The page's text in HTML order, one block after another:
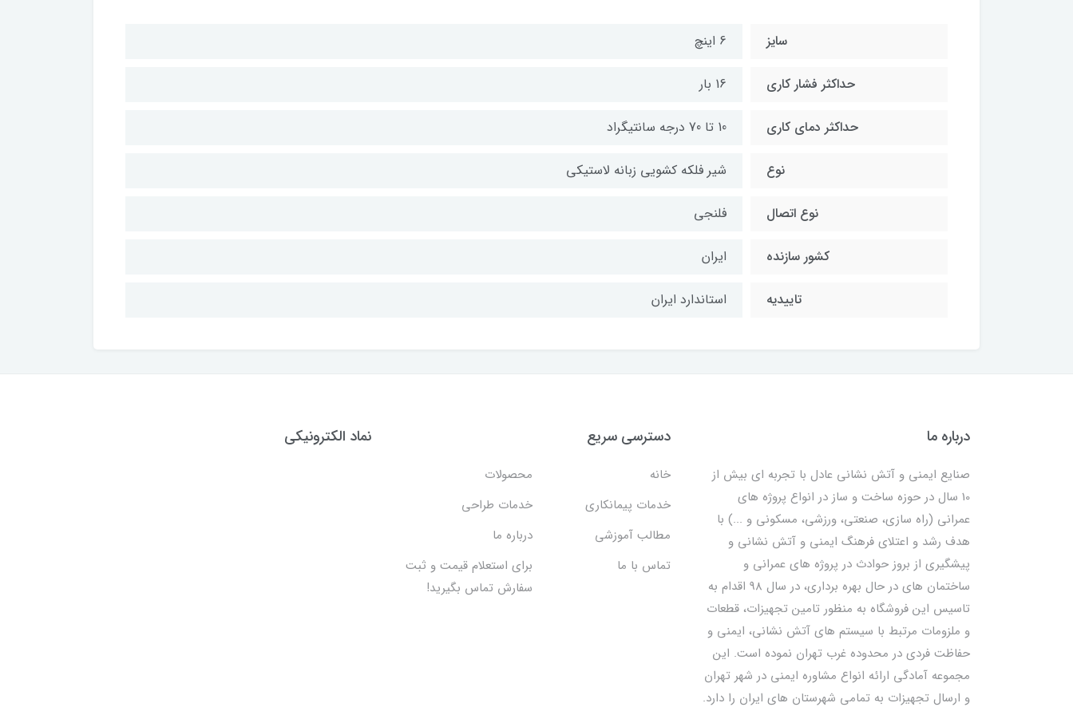
سایز 6 اینچ
حداکثر فشار کاری 16 بار
حداکثر دمای کاری 10 تا 70 درجه سانتیگراد
نوع شیر فلکه کشویی زبانه لاستیکی
نوع اتصال فلنجی
کشور سازنده ایران
تاییدیه استاندارد ایران
درباره ما
صنایع ایمنی و آتش نشانی عادل با تجربه ای بیش از
10 سال در حوزه ساخت و ساز در انواع پروژه های
عمرانی (راه سازی، صنعتی، ورزشی، مسکونی و ...) با
هدف رشد و اعتلای فرهنگ ایمنی و آتش نشانی و
پیشگیری از بروز حوادث در پروژه های عمرانی و
ساختمان های در حال بهره برداری، در سال 98 اقدام به
تاسیس این فروشگاه به منظور تامین تجهیزات، قطعات
و ملزومات مرتبط با سیستم های آتش نشانی، ایمنی و
حفاظت فردی در محدوده غرب تهران نموده است. این
مجموعه آمادگی ارائه انواع مشاوره ایمنی در شهر تهران
و ارسال تجهیزات به تمامی شهرستان های ایران را دارد.
دسترسی سریع
خانه
محصولات
خدمات پیمانکاری
خدمات طراحی
مطالب آموزشی
درباره ما
تماس با ما
برای استعلام قیمت و ثبت
سفارش تماس بگیرید!
نماد الکترونیکی